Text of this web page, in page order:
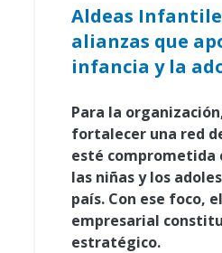
Aldeas
alianzas que
infancia y la
Para la
fortalecer una red
esté comprometida
las niñas y los
país. Con ese foco,
empresarial
estratégico.